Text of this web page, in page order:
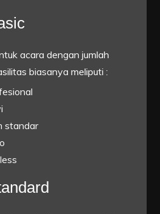
acara dengan jumlah
biasanya meliputi :
standar